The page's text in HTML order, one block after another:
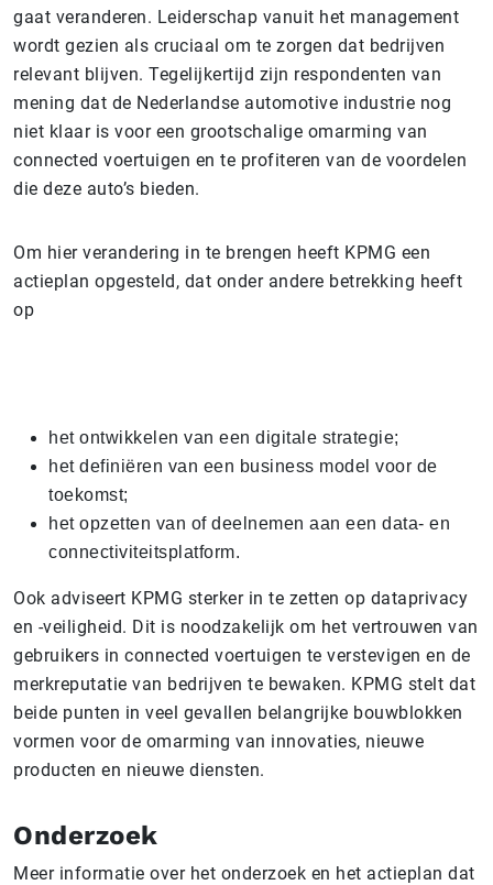
gaat veranderen. Leiderschap vanuit het management
wordt gezien als cruciaal om te zorgen dat bedrijven
relevant blijven. Tegelijkertijd zijn respondenten van
mening dat de Nederlandse automotive industrie nog
niet klaar is voor een grootschalige omarming van
connected voertuigen en te profiteren van de voordelen
die deze auto’s bieden.
Om hier verandering in te brengen heeft KPMG een
actieplan opgesteld, dat onder andere betrekking heeft
op
het ontwikkelen van een digitale strategie;
het definiëren van een business model voor de
toekomst;
het opzetten van of deelnemen aan een data- en
connectiviteitsplatform.
Ook adviseert KPMG sterker in te zetten op dataprivacy
en -veiligheid. Dit is noodzakelijk om het vertrouwen van
gebruikers in connected voertuigen te verstevigen en de
merkreputatie van bedrijven te bewaken. KPMG stelt dat
beide punten in veel gevallen belangrijke bouwblokken
vormen voor de omarming van innovaties, nieuwe
producten en nieuwe diensten.
Onderzoek
Meer informatie over het onderzoek en het actieplan dat